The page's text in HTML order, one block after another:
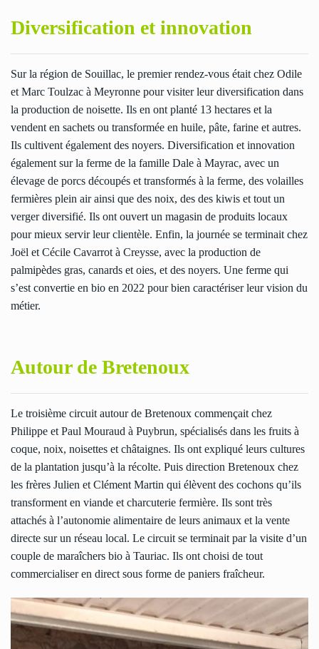
Diversification et innovation
Sur la région de Souillac, le premier rendez-vous était chez Odile
et Marc Toulzac à Meyronne pour visiter leur diversification dans
la production de noisette. Ils en ont planté 13 hectares et la
vendent en sachets ou transformée en huile, pâte, farine et autres.
Ils cultivent également des noyers. Diversification et innovation
également sur la ferme de la famille Dale à Mayrac, avec un
élevage de porcs découpés et transformés à la ferme, des volailles
fermières plein air ainsi que des noix, des des kiwis et tout un
verger diversifié. Ils ont ouvert un magasin de produits locaux
pour mieux servir leur clientèle. Enfin, la journée se terminait chez
Joël et Cécile Cavarrot à Creysse, avec la production de
palmipèdes gras, canards et oies, et des noyers. Une ferme qui
s’est convertie en bio en 2022 pour bien caractériser leur vision du
métier.
Autour de Bretenoux
Le troisième circuit autour de Bretenoux commençait chez
Philippe et Paul Mouraud à Puybrun, spécialisés dans les fruits à
coque, noix, noisettes et châtaignes. Ils ont expliqué leurs cultures
de la plantation jusqu’à la récolte. Puis direction Bretenoux chez
les frères Julien et Clément Martin qui élèvent des cochons qu’ils
transforment en viande et charcuterie fermière. Ils sont très
attachés à l’autonomie alimentaire de leurs animaux et la vente
directe sur un réseau local. Le circuit se terminait par la visite d’un
couple de maraîchers bio à Tauriac. Ils ont choisi de tout
commercialiser en direct sous forme de paniers fraîcheur.